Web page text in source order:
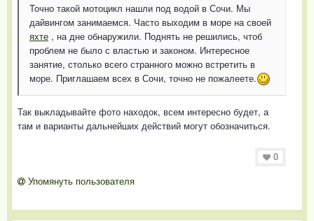
Точно такой мотоцикл нашли под водой в Сочи. Мы
дайвингом занимаемся. Часто выходим в море на своей
яхте , на дне обнаружили. Поднять не решились, чтоб
проблем не было с властью и законом. Интересное
занятие, столько всего странного можно встретить в
море. Приглашаем всех в Сочи, точно не пожалеете.
Так выкладывайте фото находок, всем интересно будет, а
там и варианты дальнейших действий могут обозначиться.
0
Упомянуть пользователя